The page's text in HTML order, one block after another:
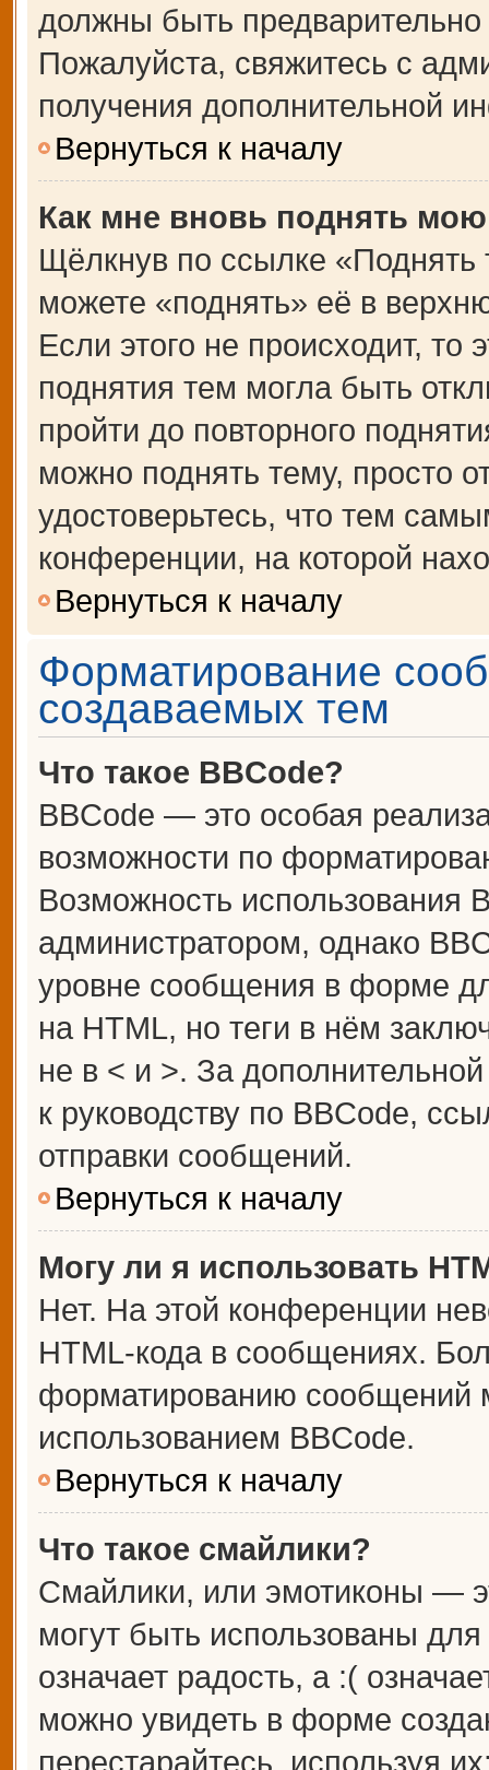
должны быть
Пожалуйста, свяжитесь с
получения дополнительной
Вернуться к началу
Как мне вновь поднять
Щёлкнув по ссылке
можете «поднять» её в
Если этого не происходит, то
поднятия тем могла быть
пройти до повторного
можно поднять тему, просто
удостоверьтесь, что тем
конференции, на которой
Вернуться к началу
Форматирование
создаваемых тем
Что такое BBCode?
BBCode — это особая
возможности по
Возможность использования
администратором, однако
уровне сообщения в форме
на HTML, но теги в нём
не в < и >. За
к руководству по BBCode,
отправки сообщений.
Вернуться к началу
Могу ли я использовать
Нет. На этой конференции
HTML-кода в сообщениях.
форматированию сообщений
использованием BBCode.
Вернуться к началу
Что такое смайлики?
Смайлики, или эмотиконы —
могут быть использованы
означает радость, а :(
можно увидеть в форме
перестарайтесь, используя